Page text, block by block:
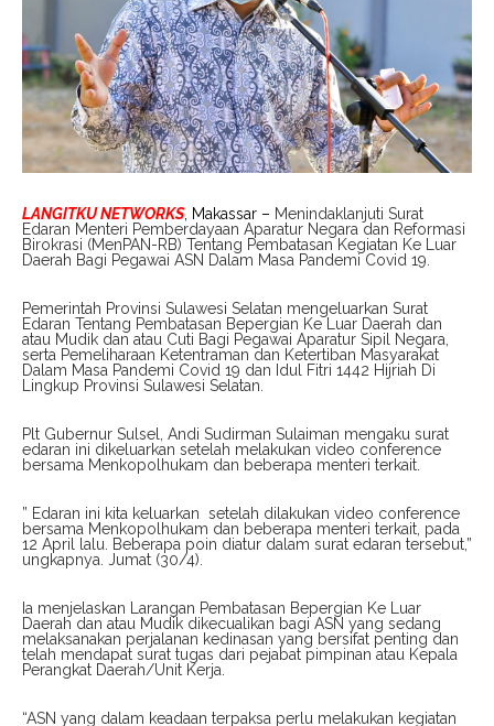
LANGITKU NETWORKS, Makassar – Menindaklanjuti Surat
Edaran Menteri Pemberdayaan Aparatur Negara dan Reformasi
Birokrasi (MenPAN-RB) Tentang Pembatasan Kegiatan Ke Luar
Daerah Bagi Pegawai ASN Dalam Masa Pandemi Covid 19.
Pemerintah Provinsi Sulawesi Selatan mengeluarkan Surat
Edaran Tentang Pembatasan Bepergian Ke Luar Daerah dan
atau Mudik dan atau Cuti Bagi Pegawai Aparatur Sipil Negara,
serta Pemeliharaan Ketentraman dan Ketertiban Masyarakat
Dalam Masa Pandemi Covid 19 dan Idul Fitri 1442 Hijriah Di
Lingkup Provinsi Sulawesi Selatan.
Plt Gubernur Sulsel, Andi Sudirman Sulaiman mengaku surat
edaran ini dikeluarkan setelah melakukan video conference
bersama Menkopolhukam dan beberapa menteri terkait.
” Edaran ini kita keluarkan setelah dilakukan video conference
bersama Menkopolhukam dan beberapa menteri terkait, pada
12 April lalu. Beberapa poin diatur dalam surat edaran tersebut,”
ungkapnya. Jumat (30/4).
Ia menjelaskan Larangan Pembatasan Bepergian Ke Luar
Daerah dan atau Mudik dikecualikan bagi ASN yang sedang
melaksanakan perjalanan kedinasan yang bersifat penting dan
telah mendapat surat tugas dari pejabat pimpinan atau Kepala
Perangkat Daerah/Unit Kerja.
“ASN yang dalam keadaan terpaksa perlu melakukan kegiatan